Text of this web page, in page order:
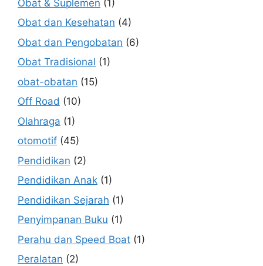
Obat & Suplemen (1)
Obat dan Kesehatan (4)
Obat dan Pengobatan (6)
Obat Tradisional (1)
obat-obatan (15)
Off Road (10)
Olahraga (1)
otomotif (45)
Pendidikan (2)
Pendidikan Anak (1)
Pendidikan Sejarah (1)
Penyimpanan Buku (1)
Perahu dan Speed Boat (1)
Peralatan (2)